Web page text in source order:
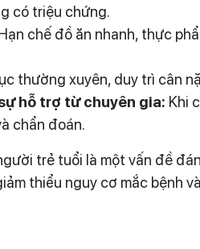
có triệu chứng.
chế đồ ăn nhanh, thực
thường xuyên, duy trì cân
hỗ trợ từ chuyên gia: Khi
chẩn đoán.
trẻ tuổi là một vấn đề
thiểu nguy cơ mắc bệnh